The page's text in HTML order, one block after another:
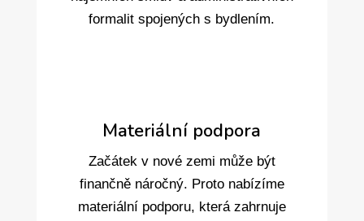
formalit spojených s bydlením.
Materiální podpora
Začátek v nové zemi může být
finančně náročný. Proto nabízíme
materiální podporu, která zahrnuje